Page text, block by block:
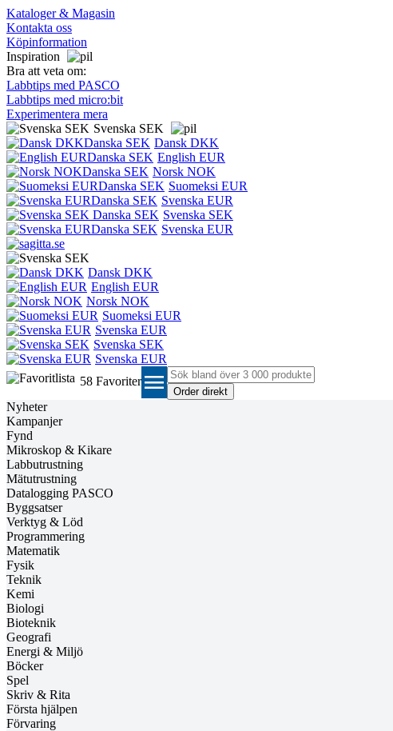
Kataloger & Magasin
Kontakta oss
Köpinformation
Inspiration
Bra att veta om:
Labbtips med PASCO
Labbtips med micro:bit
Experimentera mera
Svenska SEK
Dansk DKK
English EUR
Norsk NOK
Suomeksi EUR
Svenska EUR
Svenska SEK
Svenska EUR
Dansk DKK
English EUR
Norsk NOK
Suomeksi EUR
Svenska EUR
Svenska SEK
Svenska EUR
58 Favoriter menu
Nyheter
Kampanjer
Fynd
Mikroskop & Kikare
Labbutrustning
Mätutrustning
Datalogging PASCO
Byggsatser
Verktyg & Löd
Programmering
Matematik
Fysik
Teknik
Kemi
Biologi
Bioteknik
Geografi
Energi & Miljö
Böcker
Spel
Skriv & Rita
Första hjälpen
Förvaring